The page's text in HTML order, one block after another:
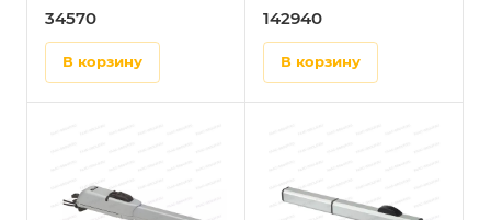
34570
в корзину
142940
в корзину